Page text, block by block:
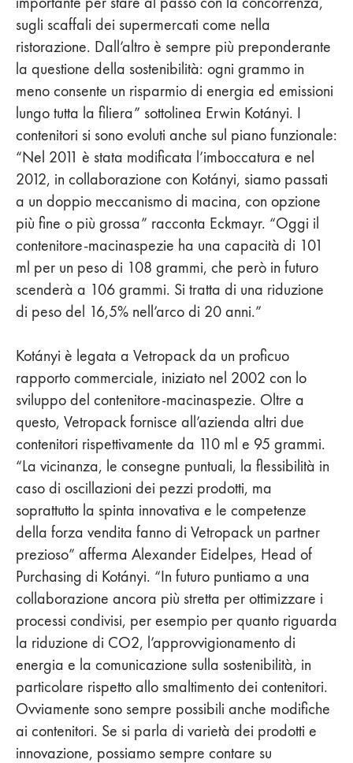
sugli scaffali dei supermercati come nella
ristorazione. Dall’altro è sempre più preponderante
la questione della sostenibilità: ogni grammo in
meno consente un risparmio di energia ed emissioni
lungo tutta la filiera” sottolinea Erwin Kotányi. I
contenitori si sono evoluti anche sul piano funzionale:
“Nel 2011 è stata modificata l’imboccatura e nel
2012, in collaborazione con Kotányi, siamo passati
a un doppio meccanismo di macina, con opzione
più fine o più grossa” racconta Eckmayr. “Oggi il
contenitore-macinaspezie ha una capacità di 101
ml per un peso di 108 grammi, che però in futuro
scenderà a 106 grammi. Si tratta di una riduzione
di peso del 16,5% nell’arco di 20 anni.”
Kotányi è legata a Vetropack da un proficuo
rapporto commerciale, iniziato nel 2002 con lo
sviluppo del contenitore-macinaspezie. Oltre a
questo, Vetropack fornisce all’azienda altri due
contenitori rispettivamente da 110 ml e 95 grammi.
“La vicinanza, le consegne puntuali, la flessibilità in
caso di oscillazioni dei pezzi prodotti, ma
soprattutto la spinta innovativa e le competenze
della forza vendita fanno di Vetropack un partner
prezioso” afferma Alexander Eidelpes, Head of
Purchasing di Kotányi. “In futuro puntiamo a una
collaborazione ancora più stretta per ottimizzare i
processi condivisi, per esempio per quanto riguarda
la riduzione di CO2, l’approvvigionamento di
energia e la comunicazione sulla sostenibilità, in
particolare rispetto allo smaltimento dei contenitori.
Ovviamente sono sempre possibili anche modifiche
ai contenitori. Se si parla di varietà dei prodotti e
innovazione, possiamo sempre contare su